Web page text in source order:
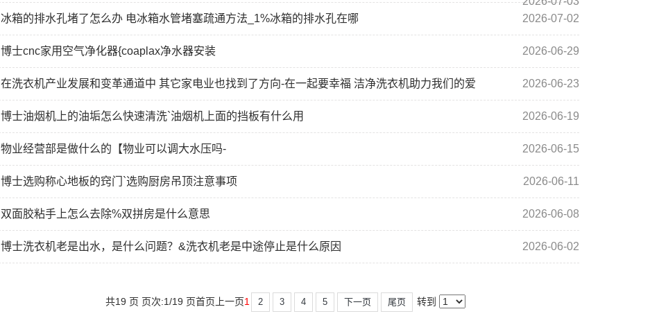
冰箱的排水孔堵了怎么办 电冰箱水管堵塞疏通方法_1%冰箱的排水孔在哪
2026-07-02
博士cnc家用空气净化器{coaplax净水器安装 2026-06-29
在洗衣机产业发展和变革通道中 其它家电业也找到了方向-在一起要幸福 洁净洗衣机助力我们的爱 2026-06-23
博士油烟机上的油垢怎么快速清洗`油烟机上面的挡板有什么用 2026-06-19
物业经营部是做什么的【物业可以调大水压吗- 2026-06-15
博士选购称心地板的窍门`选购厨房吊顶注意事项 2026-06-11
双面胶粘手上怎么去除%双拼房是什么意思 2026-06-08
博士洗衣机老是出水，是什么问题？&洗衣机老是中途停止是什么原因 2026-06-02
共19 页 页次:1/19 页首页 上一页1 2 3 4 5 下一页 尾页 转到